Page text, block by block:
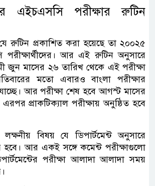
এইচএসসি পরীক্ষার রুটিন
রুটিন প্রকাশিত করা হয়েছে তা ২০০২৫
পরীক্ষার্থীদের। আর এই রুটিন অনুসারে
জুন মাসের ২৬ তারিখ থেকে এই পরীক্ষা
মতো এবারও বাংলা পরীক্ষার
আর পরীক্ষা শেষ হবে আগস্ট মাসের
প্রাকটিক্যাল পরীক্ষায় অনুষ্ঠিত হবে
বিষয় যে ডিপার্টমেন্ট অনুসারে
হবে। আর একই সঙ্গে কমেন্ট পরীক্ষাগুলো
পরীক্ষা আলাদা আলাদা সময়